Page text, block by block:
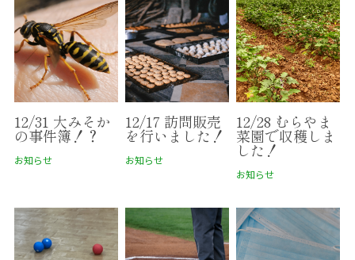
12/31 大みそか
の事件簿！？
お知らせ
12/17 訪問販売
を行いました！
お知らせ
12/28 むらやま
菜園で収穫しま
した！
お知らせ